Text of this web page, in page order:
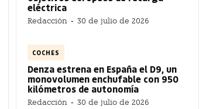
eléctrica
Redacción - 30 de julio de 2026
COCHES
Denza estrena en España el D9, un
monovolumen enchufable con 950
kilómetros de autonomía
Redacción - 30 de julio de 2026